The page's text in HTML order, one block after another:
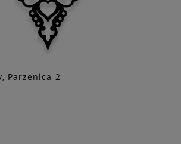
ZOBACZ WIĘCEJ
Parzenica-2